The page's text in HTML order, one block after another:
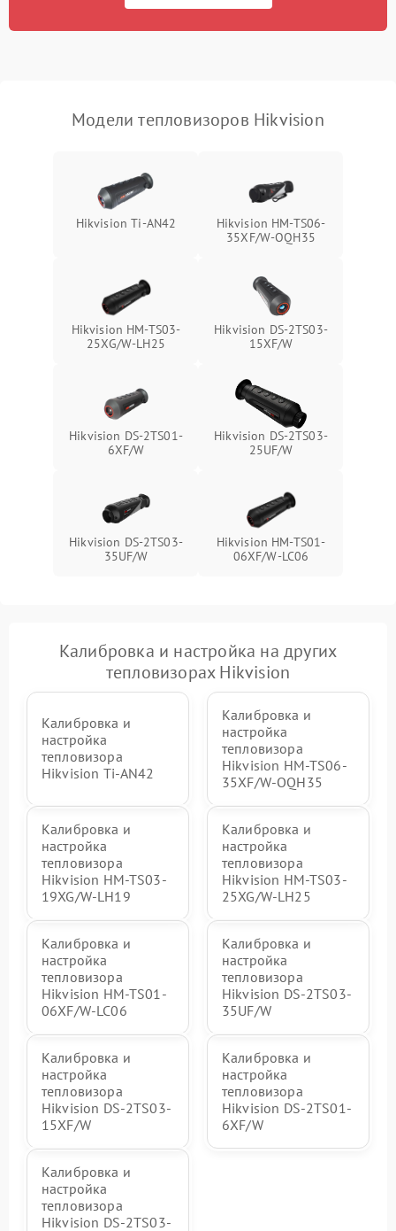
Модели тепловизоров Hikvision
Hikvision Ti-AN42
Hikvision HM-TS06-
35XF/W-OQH35
Hikvision HM-TS03-
25XG/W-LH25
Hikvision DS-2TS03-
15XF/W
Hikvision DS-2TS01-
6XF/W
Hikvision DS-2TS03-
25UF/W
Hikvision DS-2TS03-
35UF/W
Hikvision HM-TS01-
06XF/W-LC06
Калибровка и настройка на других
тепловизорах Hikvision
Калибровка и
настройка
тепловизора
Hikvision Ti-AN42
Калибровка и
настройка
тепловизора
Hikvision HM-TS06-
35XF/W-OQH35
Калибровка и
настройка
тепловизора
Hikvision HM-TS03-
19XG/W-LH19
Калибровка и
настройка
тепловизора
Hikvision HM-TS03-
25XG/W-LH25
Калибровка и
настройка
тепловизора
Hikvision HM-TS01-
06XF/W-LC06
Калибровка и
настройка
тепловизора
Hikvision DS-2TS03-
35UF/W
Калибровка и
настройка
тепловизора
Hikvision DS-2TS03-
15XF/W
Калибровка и
настройка
тепловизора
Hikvision DS-2TS01-
6XF/W
Калибровка и
настройка
тепловизора
Hikvision DS-2TS03-